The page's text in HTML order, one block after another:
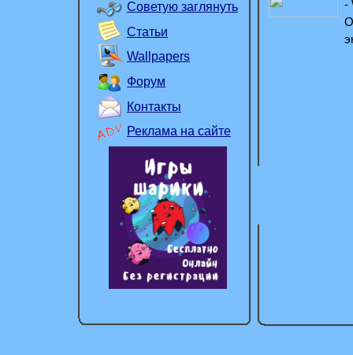
-
Советую заглянуть
Wallpapers
Контакты
Форум
Реклама на сайте
Статьи